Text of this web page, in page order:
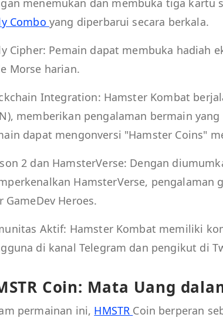
menemukan dan membuka tiga kartu
Combo yang diperbarui secara berkala.
Cipher: Pemain dapat membuka hadiah
Morse harian.
Integration: Hamster Kombat
memberikan pengalaman bermain
dapat mengonversi "Hamster Coins"
2 dan HamsterVerse: Dengan
HamsterVerse, pengalaman
GameDev Heroes.
Aktif: Hamster Kombat memiliki
di kanal Telegram dan pengikut di
Coin: Mata Uang
permainan ini, HMSTR Coin berperan